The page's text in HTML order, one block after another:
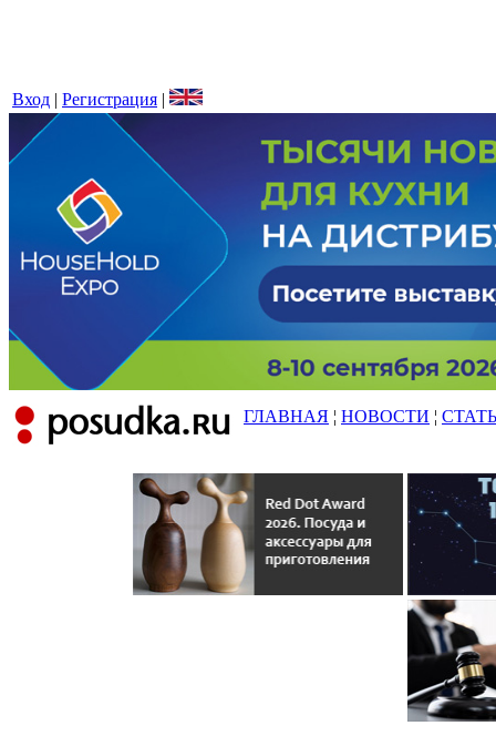
Вход | Регистрация |
ГЛАВНАЯ ¦ НОВОСТИ ¦